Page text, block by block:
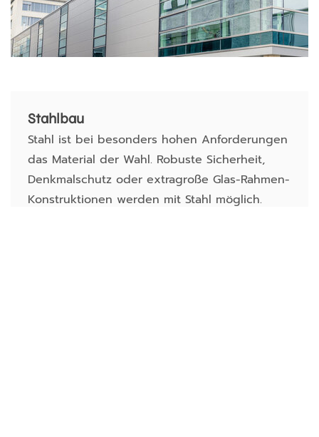
Stahlbau
Stahl ist bei besonders hohen Anforderungen
das Material der Wahl. Robuste Sicherheit,
Denkmalschutz oder extragroße Glas-Rahmen-
Konstruktionen werden mit Stahl möglich.